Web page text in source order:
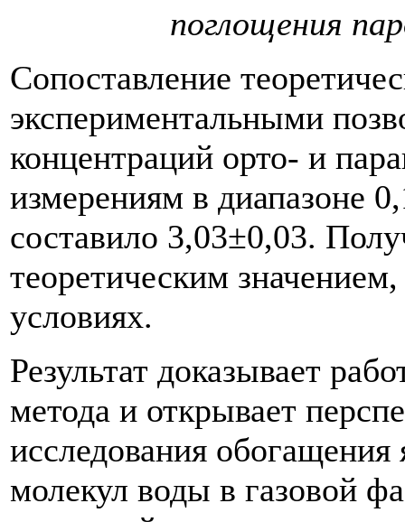
поглощения
Сопоставление
экспериментальными
концентраций орто- и
измерениям в диапазоне
составило 3,03±0,03.
теоретическим
условиях.
Результат доказывает
метода и открывает
исследования
молекул воды в газовой